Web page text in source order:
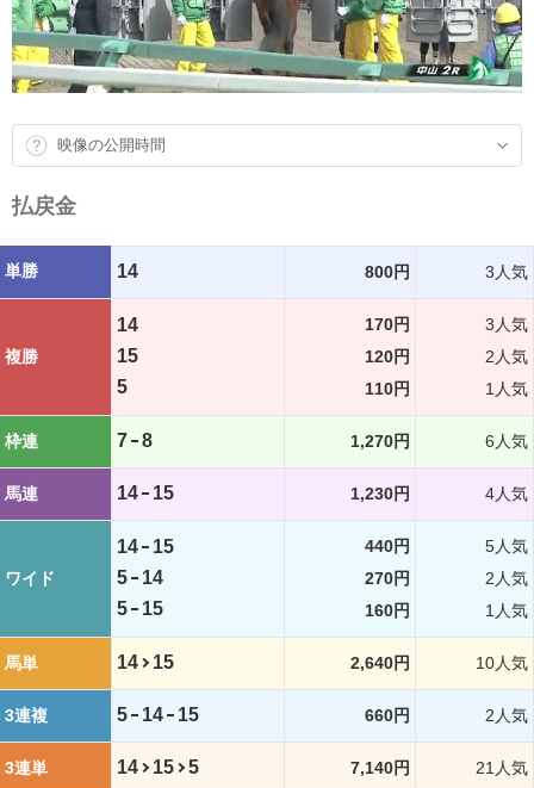
映像の公開時間
払戻金
単勝 14 800円 3人気
複勝
14
15
5
170円
120円
110円
3人気
2人気
1人気
枠連 7 8 1,270円 6人気
馬連 14 15 1,230円 4人気
ワイド
14
15
5
14
5
15
440円
270円
160円
5人気
2人気
1人気
馬単 14 15 2,640円 10人気
3連複 5 14 15 660円 2人気
3連単 14 15 5 7,140円 21人気